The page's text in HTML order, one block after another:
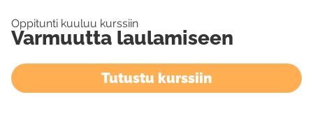
Oppitunti kuuluu kurssiin
Varmuutta laulamiseen
Tutustu kurssiin